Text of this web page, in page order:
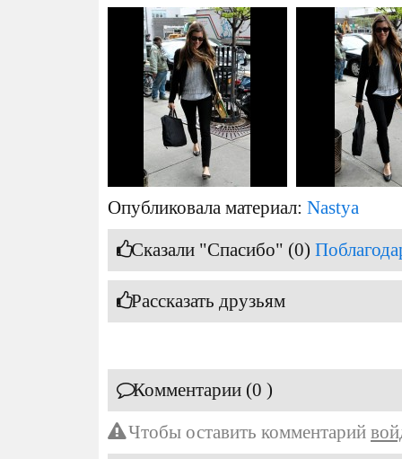
Опубликовала материал: Nastya
Сказали "Спасибо" (0)
Рассказать друзьям
Комментарии (0 )
Чтобы оставить комментарий